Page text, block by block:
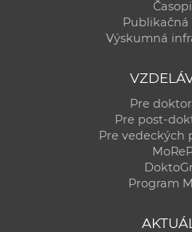
Publikačná
Výskumná
Pre
Pre post-
Pre vedeckých
Program